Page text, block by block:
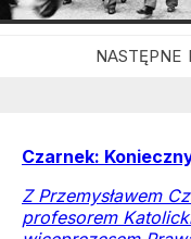
Czarnek:
Z Przemysławem
profesorem